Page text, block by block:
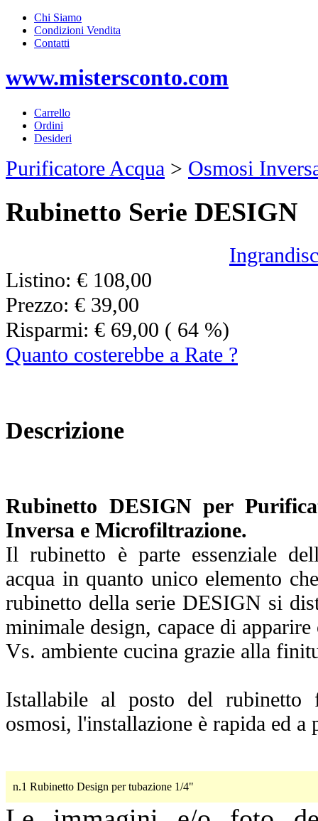
Chi Siamo
Condizioni Vendita
Contatti
www.mistersconto.com
Carrello
Ordini
Desideri
Purificatore Acqua > Osmosi
Rubinetto Serie DESIGN
Listino: € 108,00
Prezzo: € 39,00
Risparmi: € 69,00 ( 64 %)
Quanto costerebbe a Rate ?
Descrizione
Rubinetto DESIGN per
Inversa e Microfiltrazione.
Il rubinetto è parte essenziale
acqua in quanto unico elemento
rubinetto della serie DESIGN si
minimale design, capace di
Vs. ambiente cucina grazie alla
Istallabile al posto del
osmosi, l'installazione è rapida ed a
n.1 Rubinetto Design per tubazione 1/4"